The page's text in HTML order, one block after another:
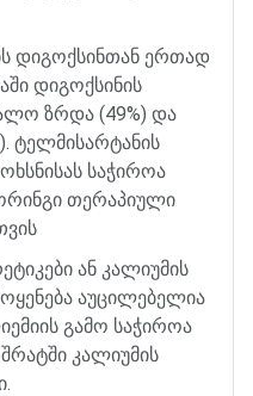
დიგოქსინთან ერთად
დიგოქსინის
ზრდა (49%) და
ტელმისარტანის
საჭიროა
თერაპიული
ან კალიუმის
აუცილებელია
გამო საჭიროა
შრატში კალიუმის
.